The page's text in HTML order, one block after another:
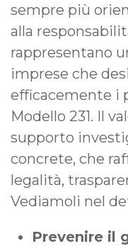
sempre più
alla
rappresentano
imprese che
efficacemente i
Modello 231. Il
supporto
concrete, che
legalità,
Vediamoli nel
Prevenire il